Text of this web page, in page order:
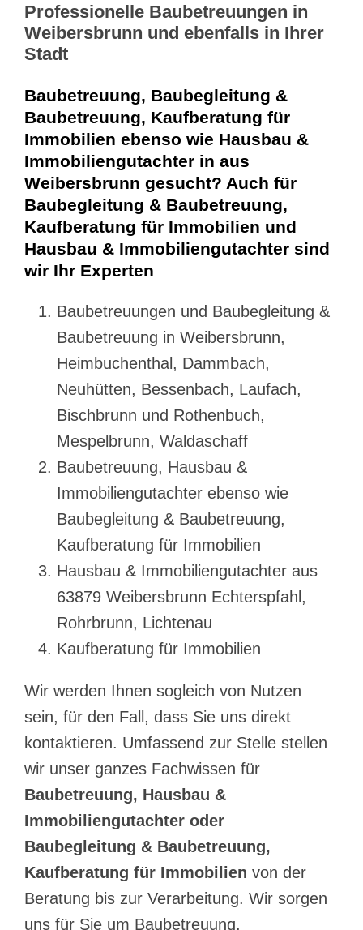
Professionelle Baubetreuungen in
Weibersbrunn und ebenfalls in Ihrer
Stadt
Baubetreuung, Baubegleitung &
Baubetreuung, Kaufberatung für
Immobilien ebenso wie Hausbau &
Immobiliengutachter in aus
Weibersbrunn gesucht? Auch für
Baubegleitung & Baubetreuung,
Kaufberatung für Immobilien und
Hausbau & Immobiliengutachter sind
wir Ihr Experten
Baubetreuungen und Baubegleitung &
Baubetreuung in Weibersbrunn,
Heimbuchenthal, Dammbach,
Neuhütten, Bessenbach, Laufach,
Bischbrunn und Rothenbuch,
Mespelbrunn, Waldaschaff
Baubetreuung, Hausbau &
Immobiliengutachter ebenso wie
Baubegleitung & Baubetreuung,
Kaufberatung für Immobilien
Hausbau & Immobiliengutachter aus
63879 Weibersbrunn Echterspfahl,
Rohrbrunn, Lichtenau
Kaufberatung für Immobilien
Wir werden Ihnen sogleich von Nutzen
sein, für den Fall, dass Sie uns direkt
kontaktieren. Umfassend zur Stelle stellen
wir unser ganzes Fachwissen für
Baubetreuung, Hausbau &
Immobiliengutachter oder
Baubegleitung & Baubetreuung,
Kaufberatung für Immobilien von der
Beratung bis zur Verarbeitung. Wir sorgen
uns für Sie um Baubetreuung,